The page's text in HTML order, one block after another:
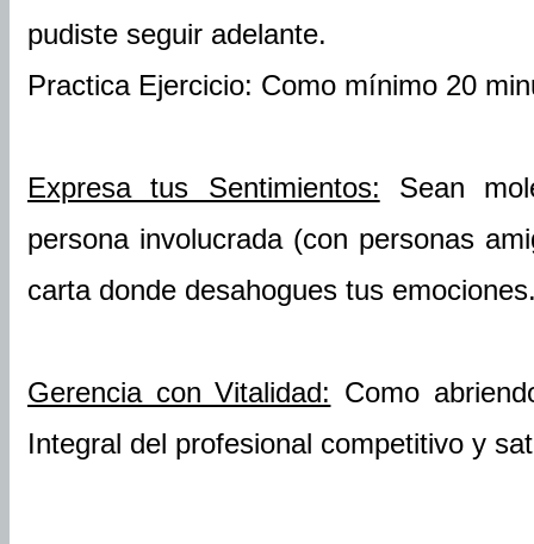
pudiste seguir adelante.
Practica Ejercicio: Como mínimo 20
Expresa tus Sentimientos: Sean
persona involucrada (con personas
carta donde desahogues tus
Gerencia con Vitalidad: Como
Integral del profesional competitivo y